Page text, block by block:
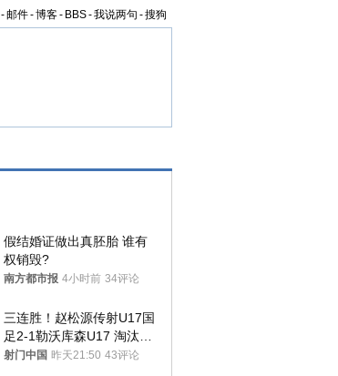
-邮件-博客- BBS-我说两句 -搜狗
假结婚证做出真胚胎 谁有
权销毁?
南方都市报 4小时前 34评论
三连胜！赵松源传射U17国
足2-1勒沃库森U17 淘汰赛
将战河床
射门中国 昨天21:50 43评论